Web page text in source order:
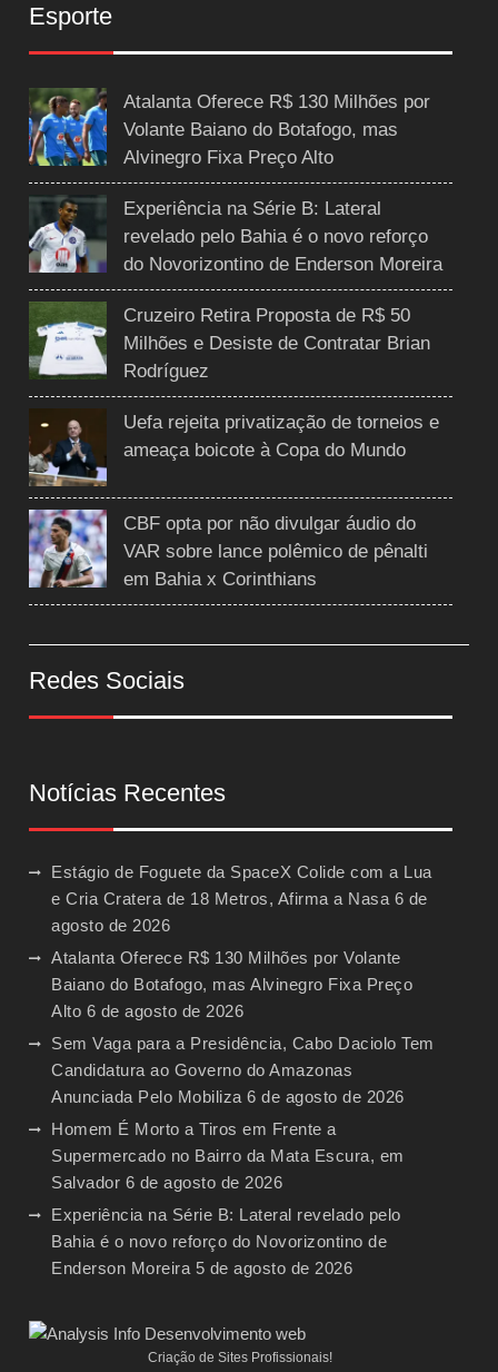
Esporte
Atalanta Oferece R$ 130 Milhões por
Volante Baiano do Botafogo, mas
Alvinegro Fixa Preço Alto
Experiência na Série B: Lateral
revelado pelo Bahia é o novo reforço
do Novorizontino de Enderson Moreira
Cruzeiro Retira Proposta de R$ 50
Milhões e Desiste de Contratar Brian
Rodríguez
Uefa rejeita privatização de torneios e
ameaça boicote à Copa do Mundo
CBF opta por não divulgar áudio do
VAR sobre lance polêmico de pênalti
em Bahia x Corinthians
Redes Sociais
Notícias Recentes
Estágio de Foguete da SpaceX Colide com a Lua
e Cria Cratera de 18 Metros, Afirma a Nasa 6 de
agosto de 2026
Atalanta Oferece R$ 130 Milhões por Volante
Baiano do Botafogo, mas Alvinegro Fixa Preço
Alto 6 de agosto de 2026
Sem Vaga para a Presidência, Cabo Daciolo Tem
Candidatura ao Governo do Amazonas
Anunciada Pelo Mobiliza 6 de agosto de 2026
Homem É Morto a Tiros em Frente a
Supermercado no Bairro da Mata Escura, em
Salvador 6 de agosto de 2026
Experiência na Série B: Lateral revelado pelo
Bahia é o novo reforço do Novorizontino de
Enderson Moreira 5 de agosto de 2026
Criação de Sites Profissionais!